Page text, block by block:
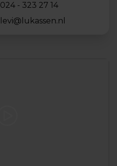
024 - 323 27 14
levi@lukassen.nl